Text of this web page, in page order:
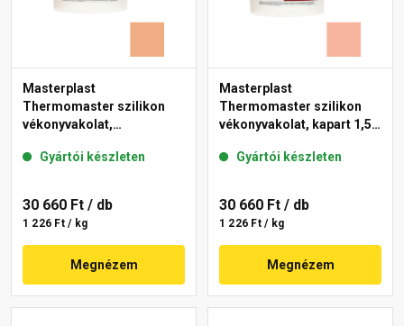
Masterplast
Thermomaster szilikon
vékonyvakolat,
11-C 25 kg
Gyártói készleten
30 660 Ft / db
1 226 Ft / kg
Megnézem
Masterplast
Thermomaster szilikon
vékonyvakolat, kapart 1,5
Gyártói készleten
30 660 Ft / db
1 226 Ft / kg
Megnézem